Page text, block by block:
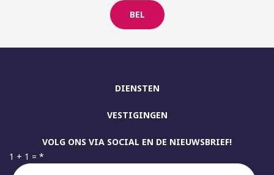
BEL
VOLG ONS VIA SOCIAL EN DE NIEUWSBRIEF!
1 + 1 = *
DIENSTEN
VESTIGINGEN